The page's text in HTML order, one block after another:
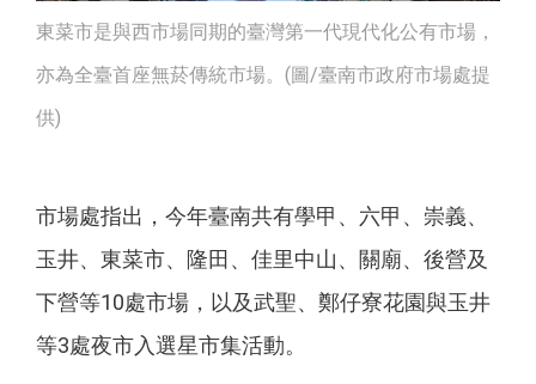
東菜市是與西市場同期的臺灣第一代現代化公有市場，
亦為全臺首座無菸傳統市場。(圖/臺南市政府市場處提
供)
市場處指出，今年臺南共有學甲、六甲、崇義、
玉井、東菜市、隆田、佳里中山、關廟、後營及
下營等10處市場，以及武聖、鄭仔寮花園與玉井
等3處夜市入選星市集活動。